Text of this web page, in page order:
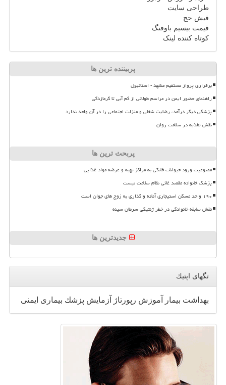
طراحی سایت
فیش حج
قیمت بیسیم باوفنگ
کوتاه کننده لینک
پربیننده ترین ها
برقراری پرواز مستقیم مشهد - استانبول
راهنمای حضور ایمن در مراسم طولانی از کم آبی تا گرمازدگی
پزشکی دیگر درآمد، رضایت شغلی و منزلت اجتماعی را در آن واحد ندارد
نقش تغذیه در سلامت روان
پربحث ترین ها
ممنوعیت ورود حیوانات خانگی به مراکز تهیه و عرضه مواد غذایی
پزشک خانواده مقصد غائی نظام سلامت نیست
۱۹۰ واحد مسکن استیجاری آماده واگذاری به زوج های جوان است
نقش سابقه خانوادگی در خطر ژنتیکی سرطان سینه
جدیدترین ها
تگهای اپتیك
بهداشت بیمار آموزش رپورتاژ آزمایش پزشك بیماری ایمنی